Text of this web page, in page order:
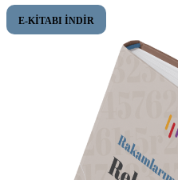
E-KİTABI İNDİR